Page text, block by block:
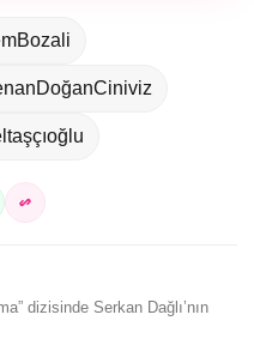
dizisinde Serkan Dağlı’nın